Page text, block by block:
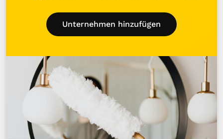
Unternehmen hinzufügen